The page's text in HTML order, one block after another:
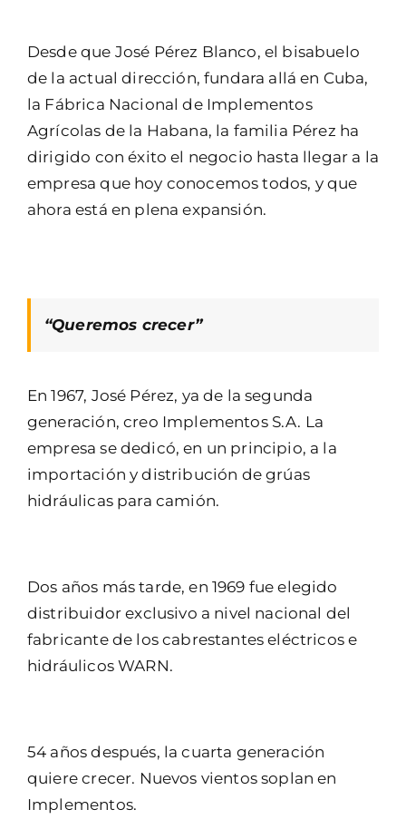
Desde que José Pérez Blanco, el bisabuelo
de la actual dirección, fundara allá en Cuba,
la Fábrica Nacional de Implementos
Agrícolas de la Habana, la familia Pérez ha
dirigido con éxito el negocio hasta llegar a la
empresa que hoy conocemos todos, y que
ahora está en plena expansión.
“Queremos crecer”
En 1967, José Pérez, ya de la segunda
generación, creo Implementos S.A. La
empresa se dedicó, en un principio, a la
importación y distribución de grúas
hidráulicas para camión.
Dos años más tarde, en 1969 fue elegido
distribuidor exclusivo a nivel nacional del
fabricante de los cabrestantes eléctricos e
hidráulicos WARN.
54 años después, la cuarta generación
quiere crecer. Nuevos vientos soplan en
Implementos.